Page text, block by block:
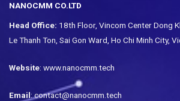
NANOCMM CO.LTD
Head Office: 18th Floor, Vincom Center Dong
Le Thanh Ton, Sai Gon Ward, Ho Chi Minh City,
Website: www.nanocmm.tech
Email: contact@nanocmm.tech